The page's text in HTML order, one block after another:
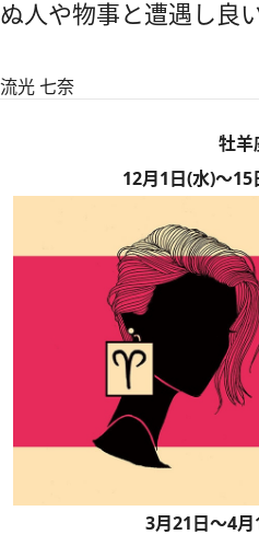
ぬ人や物事と遭遇し良
流光 七奈
牡羊
12月1日(水)～15
3月21日～4